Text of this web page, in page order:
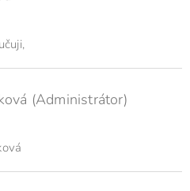
je 5 z 5 hvězdiček.
(Administrátor)